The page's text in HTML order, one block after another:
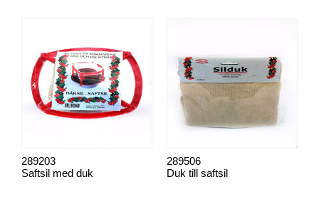
Saftsil med duk
289203
Duk till saftsil
289506